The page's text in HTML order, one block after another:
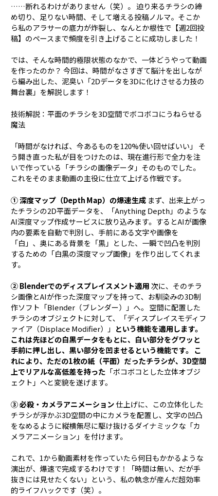
……断れるわけがありません（笑）。 迫り来るチラシの締
め切り、足りない時間、そして増える投稿ノルマ。そこか
ら私のアラサーの底力が炸裂し、なんとか根性で【週2回投
稿】のペースまで頻度を引き上げることに成功しました！
では、そんな時間的極限状態のなかで、一体どうやって動画
を作ったのか？ 今回は、時間がなさすぎて脳汁を出しなが
ら編み出した、泥臭い「2Dデータを3Dに化けさせる力技の
舞台裏」を解説します！
技術解説：平面のチラシを3D空間でボコボコにうねらせる
魔法
「時間がなければ、今あるものを120%使い回せばいい」 そ
う開き直った私が目をつけたのは、現在進行形で全力を注
いで作っている「チラシの画像データ」そのものでした。
これをそのまま動画の主役に仕立て上げる作戦です。
① 深度マップ（Depth Map）の爆速生成 まず、出来上がっ
たチラシの2D平面データを、「Anything Depth」のような
AI深度マップ作成サービスに放り込みます。するとAIが画像
内の要素を自動で判別し、手前にある文字や画像を
「白」、奥にある背景を「黒」とした、一瞬で凹凸を判別
するための「白黒の深度マップ画像」を作り出してくれま
す。
② Blenderでのディスプレイスメント適用 次に、そのチラ
シ画像とAIが作った深度マップを持って、お馴染みの3D制
作ソフト「Blender（ブレンダー）」へ。 空間に配置した
チラシのオブジェクトに対して、「ディスプレイスモディフ
ァイア（Displace Modifier）」 という機能を適用します。
これは先ほどの白黒データをもとに、白い部分をグワッと
手前に押し出し、黒い部分を凹ませるという機能です。 こ
れにより、ただの1枚の紙（平面）だったチラシが、3D空間
上でリアルな高低差を持った 「ボコボコとした立体オブジ
ェクト」へと変貌を遂げます。
③ 必殺・カメラアニメーション仕上げに、この立体化した
チラシが浮かぶ3D空間の中にカメラを配置し、文字の凹凸
をなめるように縦横無尽に駆け抜けるダイナミックな「カ
メラアニメーション」を付けます。
これで、1から動画素材を作っていたら何日もかかるような
演出が、爆速で完成するわけです！「時間は無い、だが手
抜きには見せたくない」という、私の執念が産んだ超効率
的ライフハックです（笑）。